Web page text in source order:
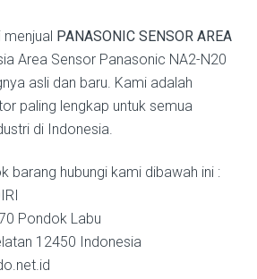
menjual PANASONIC SENSOR AREA
Area Sensor Panasonic NA2-N20
asli dan baru. Kami adalah
paling lengkap untuk semua
di Indonesia.
barang hubungi kami dibawah ini :
Pondok Labu
12450 Indonesia